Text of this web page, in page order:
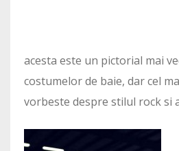
acesta este un pictorial mai
costumelor de baie, dar cel
vorbeste despre stilul rock si